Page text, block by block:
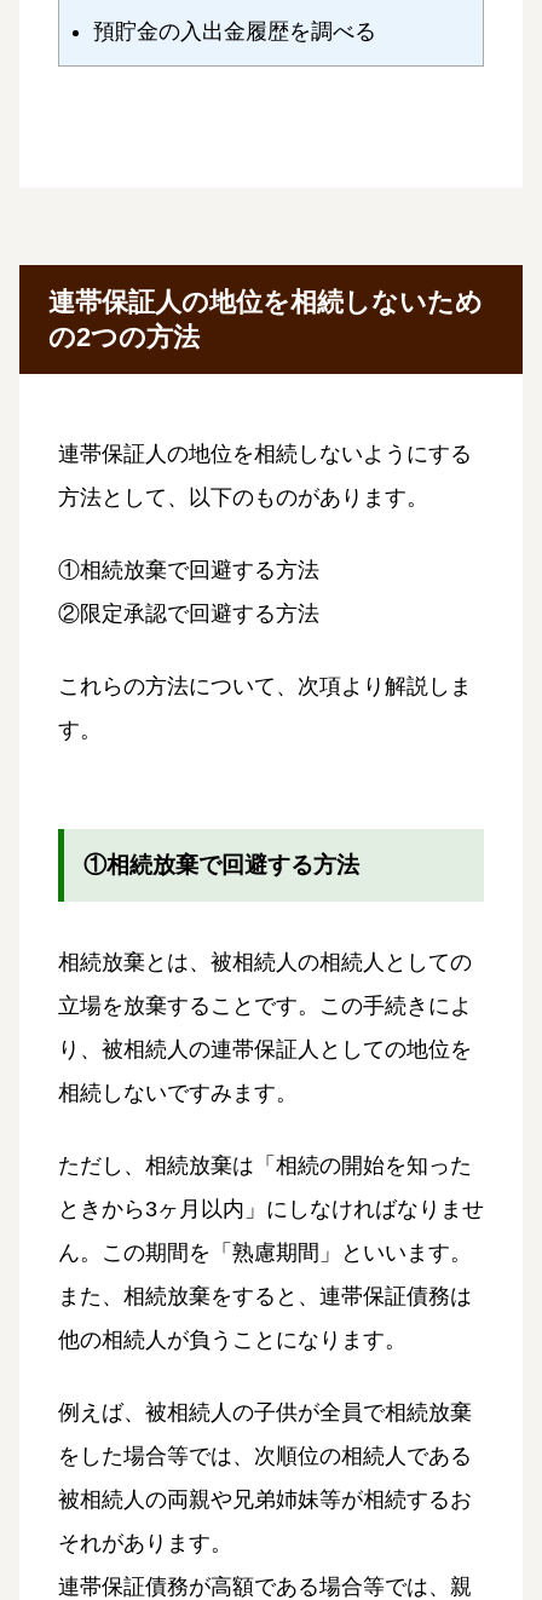
預貯金の入出金履歴を調べる
連帯保証人の地位を相続しないため
の2つの方法
連帯保証人の地位を相続しないようにする
方法として、以下のものがあります。
①相続放棄で回避する方法
②限定承認で回避する方法
これらの方法について、次項より解説しま
す。
①相続放棄で回避する方法
相続放棄とは、被相続人の相続人としての
立場を放棄することです。この手続きによ
り、被相続人の連帯保証人としての地位を
相続しないですみます。
ただし、相続放棄は「相続の開始を知った
ときから3ヶ月以内」にしなければなりませ
ん。この期間を「熟慮期間」といいます。
また、相続放棄をすると、連帯保証債務は
他の相続人が負うことになります。
例えば、被相続人の子供が全員で相続放棄
をした場合等では、次順位の相続人である
被相続人の両親や兄弟姉妹等が相続するお
それがあります。
連帯保証債務が高額である場合等では、親